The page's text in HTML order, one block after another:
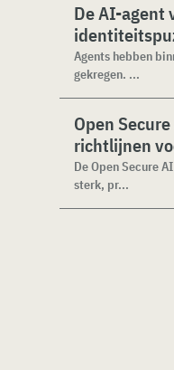
De AI-agent
Agents hebben
gekregen. ...
Open
richtlijnen
De Open Secure
sterk, pr...